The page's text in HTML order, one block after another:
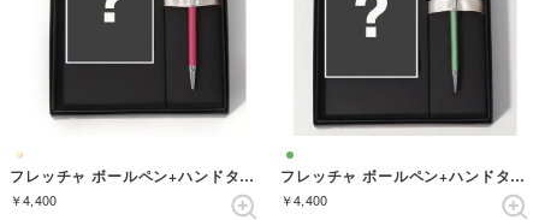
フレッチャ ボールペン+ハンドタオル ギフトセット （MAGENTA）
￥4,400
フレッチャ ボールペン+ハンドタオル ギフトセット （LIGHTGREEN）
￥4,400